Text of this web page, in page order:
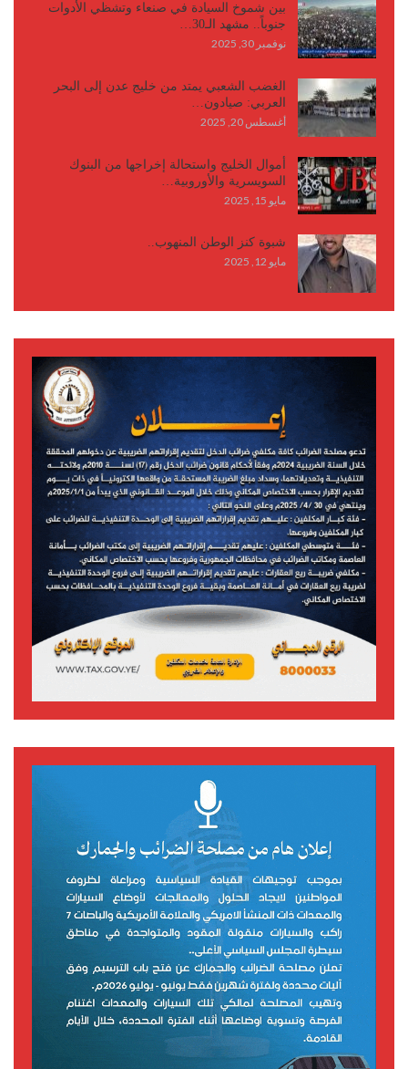
بين شموخ السيادة في صنعاء وتشظي الأدوات
جنوباً.. مشهد الـ30…
نوفمبر 30, 2025
الغضب الشعبي يمتد من خليج عدن إلى البحر
العربي: صيادون…
أغسطس 20, 2025
أموال الخليج واستحالة إخراجها من البنوك
السويسرية والأوروبية…
مايو 15, 2025
شبوة كنز الوطن المنهوب..
مايو 12, 2025